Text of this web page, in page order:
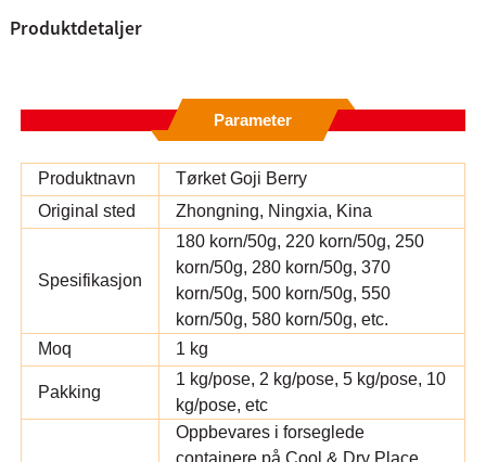
Produktdetaljer
Parameter
Produktnavn
Tørket Goji Berry
Original sted
Zhongning, Ningxia, Kina
Spesifikasjon
180 korn/50g, 220 korn/50g, 250
korn/50g, 280 korn/50g, 370
korn/50g, 500 korn/50g, 550
korn/50g, 580 korn/50g, etc.
Moq
1 kg
Pakking
1 kg/pose, 2 kg/pose, 5 kg/pose, 10
kg/pose, etc
Oppbevares i forseglede
containere på Cool & Dry Place.